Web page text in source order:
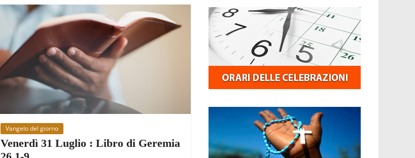
Vangelo del giorno
Venerdì 31 Luglio : Libro di Geremia